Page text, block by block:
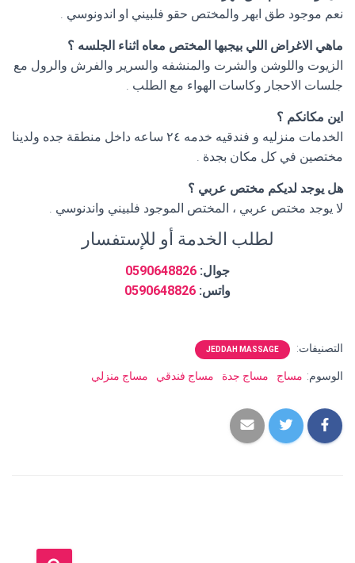
نعم موجود طق ابهر والمختص حقو فلبيني او اندونوسي .
ماهي الاغراض اللي بيجبها المختص معاه اثناء الجلسه ؟
الزيوت واللوشن والشرت والمنشفه والسرير والفرش والرول مع
جلسات الاحجار وكاسات الهواء مع الطلب .
اين مكانكم ؟
الخدمات منزليه و فندقيه خدمه ٢٤ ساعه داخل منطقة جده ولدينا
مختصين في كل مكان بجدة .
هل يوجد لديكم مختص عربي ؟
لا يوجد مختص عربي ، المختص الموجود فلبيني واندنوسي .
لطلب الخدمة أو للإستفسار
جوال: 0590648826
واتس: 0590648826
التصنيفات: JEDDAH MASSAGE
الوسوم: مساج مساج جدة مساج فندقي مساج منزلي